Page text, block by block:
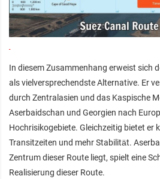
In diesem Zusammenhang erweist sich
als vielversprechendste Alternative. Er
durch Zentralasien und das Kaspische
Aserbaidschan und Georgien nach
Hochrisikogebiete. Gleichzeitig bietet er
Transitzeiten und mehr Stabilität.
Zentrum dieser Route liegt, spielt eine
Realisierung dieser Route.